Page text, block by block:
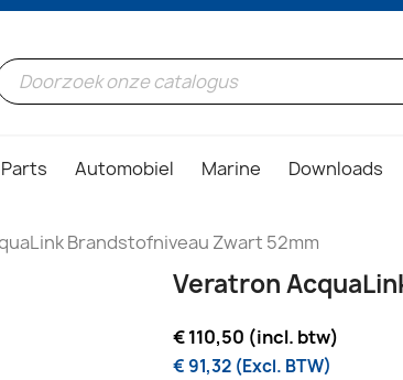
Parts Automobiel Marine Downloads
Brandstofniveau Zwart 52mm
Veratron
€ 110,50 (incl. btw)
€ 91,32 (Excl. BTW)